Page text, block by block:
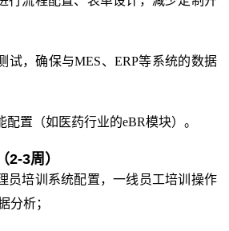
试，确保与MES、ERP等系统的数据
配置（如医药行业的eBR模块）。
2-3周）
员培训系统配置，一线员工培训操作
分析；